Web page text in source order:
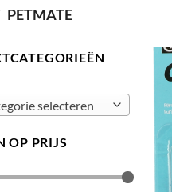
PETMATE
selecteren
OP PRIJS